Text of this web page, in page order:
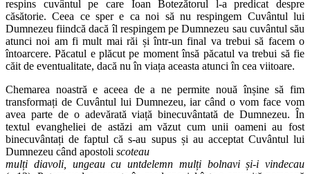
respins cuvântul pe care Ioan Botezătorul l-a predicat despre
căsătorie. Ceea ce sper e ca noi să nu respingem Cuvântul lui
Dumnezeu fiindcă dacă îl respingem pe Dumnezeu sau cuvântul său
atunci noi am fi mult mai răi și într-un final va trebui să facem o
întoarcere. Păcatul e plăcut pe moment însă păcatul va trebui să fie
căit de eventualitate, dacă nu în viața aceasta atunci în cea viitoare.
Chemarea noastră e aceea de a ne permite nouă înșine să fim
transformați de Cuvântul lui Dumnezeu, iar când o vom face vom
avea parte de o adevărată viață binecuvântată de Dumnezeu. În
textul evangheliei de astăzi am văzut cum unii oameni au fost
binecuvântați de faptul că s-au supus și au acceptat Cuvântul lui
Dumnezeu când apostoli scoteau
mulți diavoli, ungeau cu untdelemn mulți bolnavi și-i vindecau